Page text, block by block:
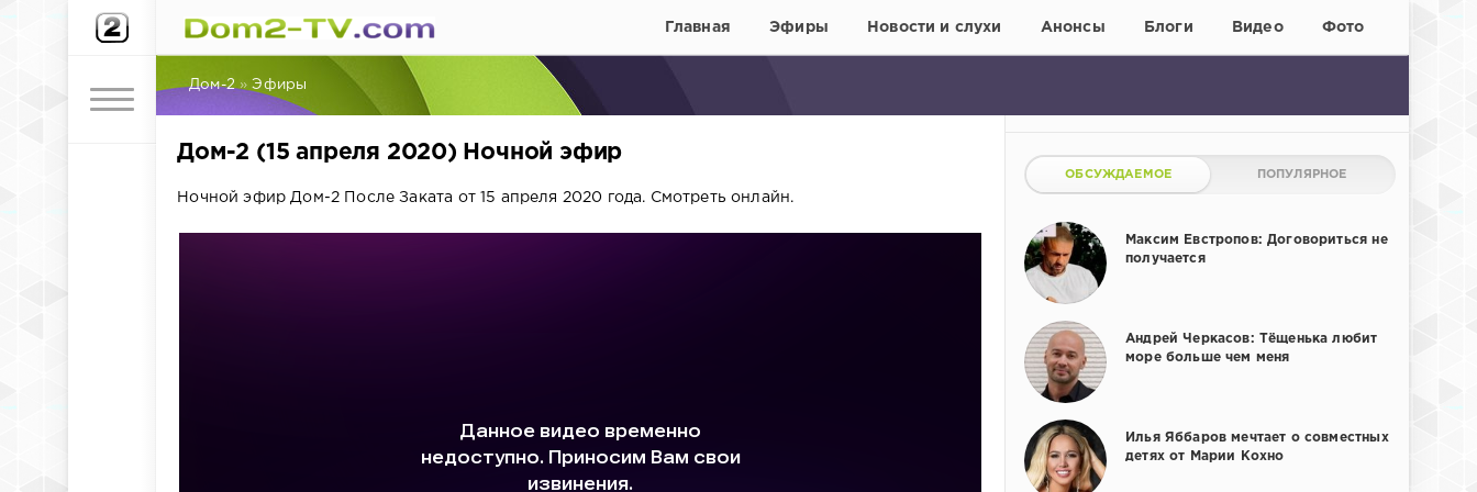
Главная Эфиры Новости и слухи Анонсы Блоги Видео Фото
Дом-2 »Эфиры
Дом-2 (15 апреля 2020) Ночной эфир
Ночной эфир Дом-2 После Заката от 15 апреля 2020 года. Смотреть онлайн.
ОБСУЖДАЕМОЕ ПОПУЛЯРНОЕ
Максим Евстропов: Договориться не
получается
Андрей Черкасов: Тёщенька любит
море больше чем меня
Илья Яббаров мечтает о совместных
детях от Марии Кохно